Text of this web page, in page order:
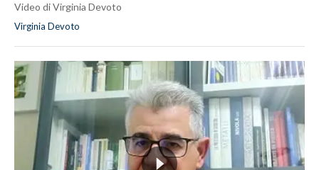
Video di Virginia Devoto
Virginia Devoto